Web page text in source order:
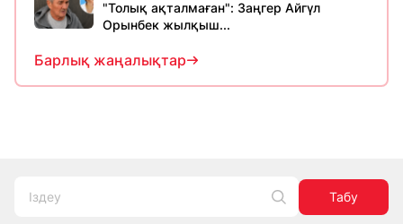
"Толық ақталмаған": Заңгер Айгүл
Орынбек жылқыш...
Барлық жаңалықтар
Табу